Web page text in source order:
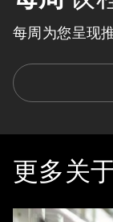
每周为您呈现
更多关